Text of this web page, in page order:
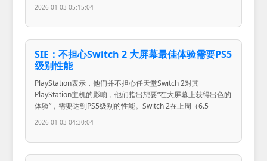
2026-01-03 05:15:04
SIE：不担心Switch 2 大屏幕最佳体验需要PS5
级别性能
PlayStation表示，他们并不担心任天堂Switch 2对其
PlayStation主机的影响，他们指出想要“在大屏幕上获得出色的
体验”，需要达到PS5级别的性能。Switch 2在上周（6.5
2026-01-03 04:30:04